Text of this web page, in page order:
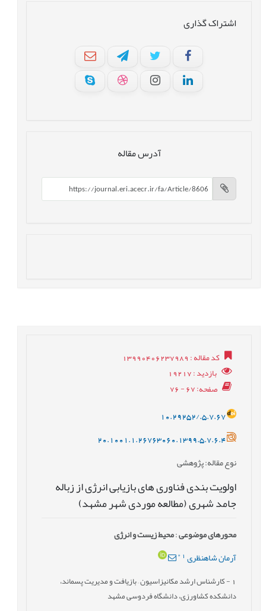
اشتراک گذاری
آدرس مقاله
کد مقاله: 13990406237989
بازدید: 19217
صفحه: 67 - 76
10.29252/.5.7.67
20.1001.1.26763060.1399.5.7.6.4
نوع مقاله: پژوهشی
اولویت بندی فناوری های بازیابی انرژی از زباله
جامد شهری (مطالعه موردی شهر مشهد)
محورهای موضوعی:محیط زیست و انرژی
آرمان شاهنظری *
- کارشناس ارشد مکانیزاسیون – بازیافت و مدیریت پسماند،
دانشکده کشاورزی، دانشگاه فردوسی مشهد